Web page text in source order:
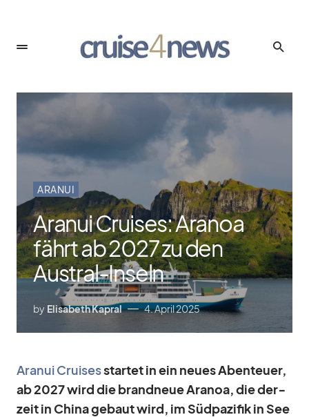
ARANUI
Aranui Cruises: Aranoa
fährt ab 2027 zu den
Austral-Inseln
by Elisabeth Kapral 4. April 2025
Ara­nui Crui­sesstar­tet in ein neues Aben­teuer,
ab 2027 wird die brand­neue Ara­noa, die der­
zeit in China ge­baut wird, im Süd­pa­zi­fik in See